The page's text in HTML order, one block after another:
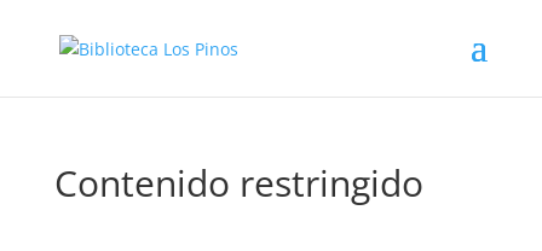
Contenido restringido